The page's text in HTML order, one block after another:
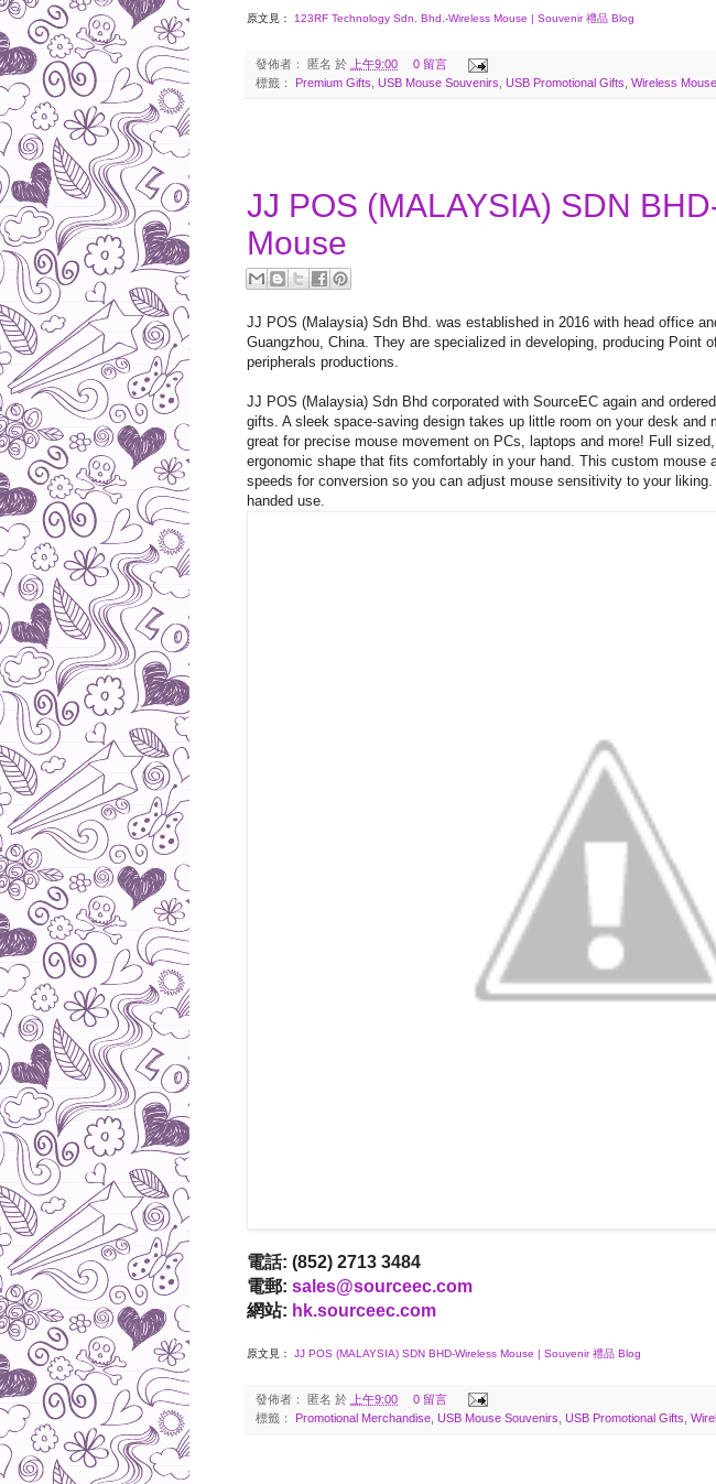
原文見： 123RF Technology Sdn. Bhd.-Wireless Mouse | Souvenir 禮品 Blog
發佈者： 匿名 於 上午9:00
0 留言
標籤：
Premium Gifts USB Mouse Souvenirs USB Promotional Gifts Wireless Mouse
JJ POS (MALAYSIA) SDN
Mouse
JJ POS (Malaysia) Sdn Bhd. was established in 2016 with head office
Guangzhou, China. They are specialized in developing, producing Point
peripherals productions.
JJ POS (Malaysia) Sdn Bhd corporated with SourceEC again and
gifts. A sleek space-saving design takes up little room on your desk and
great for precise mouse movement on PCs, laptops and more! Full
ergonomic shape that fits comfortably in your hand. This custom mouse
speeds for conversion so you can adjust mouse sensitivity to your
handed use.
電話: (852) 2713 3484
電郵: sales@sourceec.com
網站: hk.sourceec.com
原文見： JJ POS (MALAYSIA) SDN BHD-Wireless Mouse | Souvenir 禮品 Blog
發佈者： 匿名 於 上午9:00
0 留言
標籤： Promotional Merchandise USB Mouse Souvenirs USB Promotional Gifts